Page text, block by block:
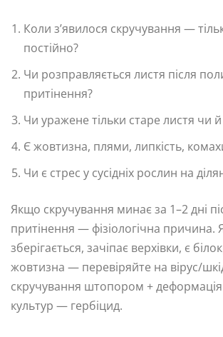
Коли з’явилося скручування —
постійно?
Чи розправляється листя після
притінення?
Чи уражене тільки старе листя чи
Є жовтизна, плями, липкість,
Чи є стрес у сусідніх рослин на
Якщо скручування минає за 1–2 дні
притінення — фізіологічна причина.
зберігається, зачіпає верхівки, є
жовтизна — перевіряйте на вірус/
скручування штопором + деформація
культур — гербіцид.